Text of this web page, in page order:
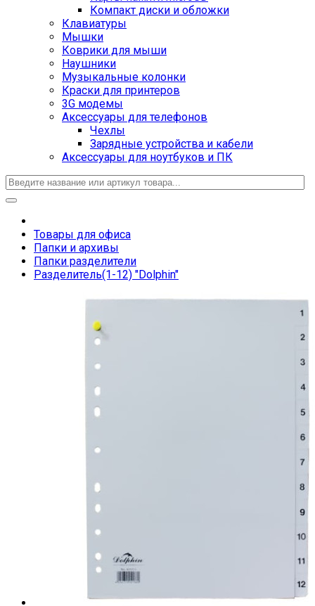
Компакт диски и обложки
Клавиатуры
Мышки
Коврики для мыши
Наушники
Музыкальные колонки
Краски для принтеров
3G модемы
Аксессуары для телефонов
Чехлы
Зарядные устройства и кабели
Аксессуары для ноутбуков и ПК
Товары для офиса
Папки и архивы
Папки разделители
Разделитель(1-12) "Dolphin"